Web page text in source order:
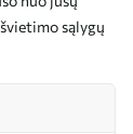
sąlygų